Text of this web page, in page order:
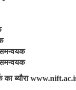
समन्वयक
ब्यौरा